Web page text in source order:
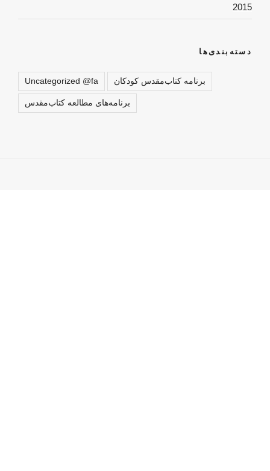
2015
دسته‌بندی‌ها
Uncategorized @fa برنامه کتاب‌مقدس کودکان
برنامه‌های مطالعه کتاب‌مقدس